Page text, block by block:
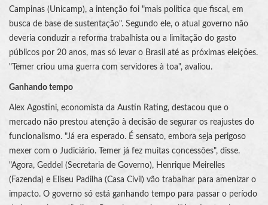
Campinas (Unicamp), a intenção foi "mais política que fiscal, em
busca de base de sustentação". Segundo ele, o atual governo não
deveria conduzir a reforma trabalhista ou a limitação do gasto
públicos por 20 anos, mas só levar o Brasil até as próximas eleições.
"Temer criou uma guerra com servidores à toa", avaliou.
Ganhando tempo
Alex Agostini, economista da Austin Rating, destacou que o
mercado não prestou atenção à decisão de segurar os reajustes do
funcionalismo. "Já era esperado. É sensato, embora seja perigoso
mexer com o Judiciário. Temer já fez muitas concessões", disse.
"Agora, Geddel (Secretaria de Governo), Henrique Meirelles
(Fazenda) e Eliseu Padilha (Casa Civil) vão trabalhar para amenizar o
impacto. O governo só está ganhando tempo para passar o período